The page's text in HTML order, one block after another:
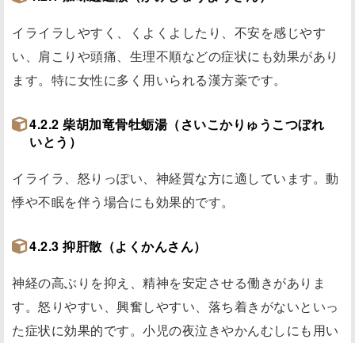
イライラしやすく、くよくよしたり、不安を感じやす
い、肩こりや頭痛、生理不順などの症状にも効果があり
ます。特に女性に多く用いられる漢方薬です。
4.2.2 柴胡加竜骨牡蛎湯（さいこかりゅうこつぼれ
いとう）
イライラ、怒りっぽい、神経質な方に適しています。動
悸や不眠を伴う場合にも効果的です。
4.2.3 抑肝散（よくかんさん）
神経の高ぶりを抑え、精神を安定させる働きがありま
す。怒りやすい、興奮しやすい、落ち着きがないといっ
た症状に効果的です。小児の夜泣きやかんむしにも用い